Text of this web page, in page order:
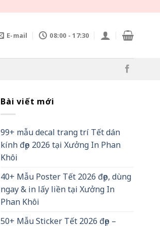
E-mail 08:00 - 17:30
Bài viết mới
99+ mẫu decal trang trí Tết dán
kính đẹp 2026 tại Xưởng In Phan
Khôi
40+ Mẫu Poster Tết 2026 đẹp, dùng
ngay & in lấy liền tại Xưởng In
Phan Khôi
50+ Mẫu Sticker Tết 2026 đẹp –